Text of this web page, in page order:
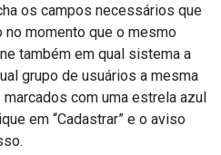
os campos necessários que
no momento que o mesmo
também em qual sistema a
grupo de usuários a mesma
com uma estrela azul
em “Cadastrar” e o aviso